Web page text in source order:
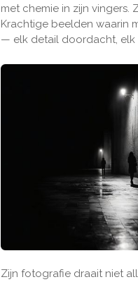
met chemie in zijn vingers.
Krachtige beelden waarin
— elk detail doordacht, elk
Zijn fotografie draait niet